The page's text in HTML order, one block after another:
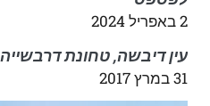
2 באפריל 2024
עין דיבשה, טחונת דרבשייה
31 במרץ 2017